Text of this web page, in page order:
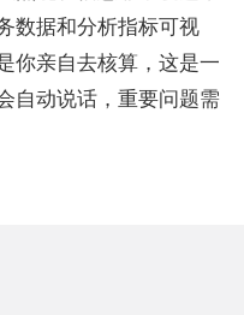
数据和分析指标可视
你亲自去核算，这是一
自动说话，重要问题需